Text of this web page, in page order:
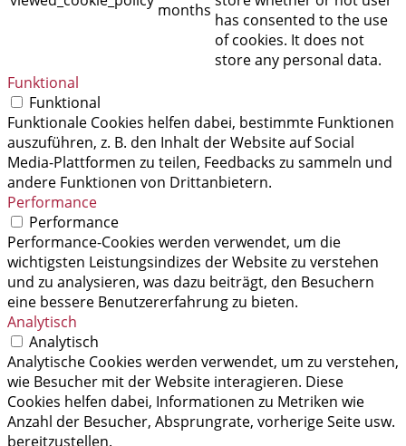
months has consented to the use
of cookies. It does not
store any personal data.
Funktional
Funktional
Funktionale Cookies helfen dabei, bestimmte Funktionen
auszuführen, z. B. den Inhalt der Website auf Social
Media-Plattformen zu teilen, Feedbacks zu sammeln und
andere Funktionen von Drittanbietern.
Performance
Performance
Performance-Cookies werden verwendet, um die
wichtigsten Leistungsindizes der Website zu verstehen
und zu analysieren, was dazu beiträgt, den Besuchern
eine bessere Benutzererfahrung zu bieten.
Analytisch
Analytisch
Analytische Cookies werden verwendet, um zu verstehen,
wie Besucher mit der Website interagieren. Diese
Cookies helfen dabei, Informationen zu Metriken wie
Anzahl der Besucher, Absprungrate, vorherige Seite usw.
bereitzustellen.